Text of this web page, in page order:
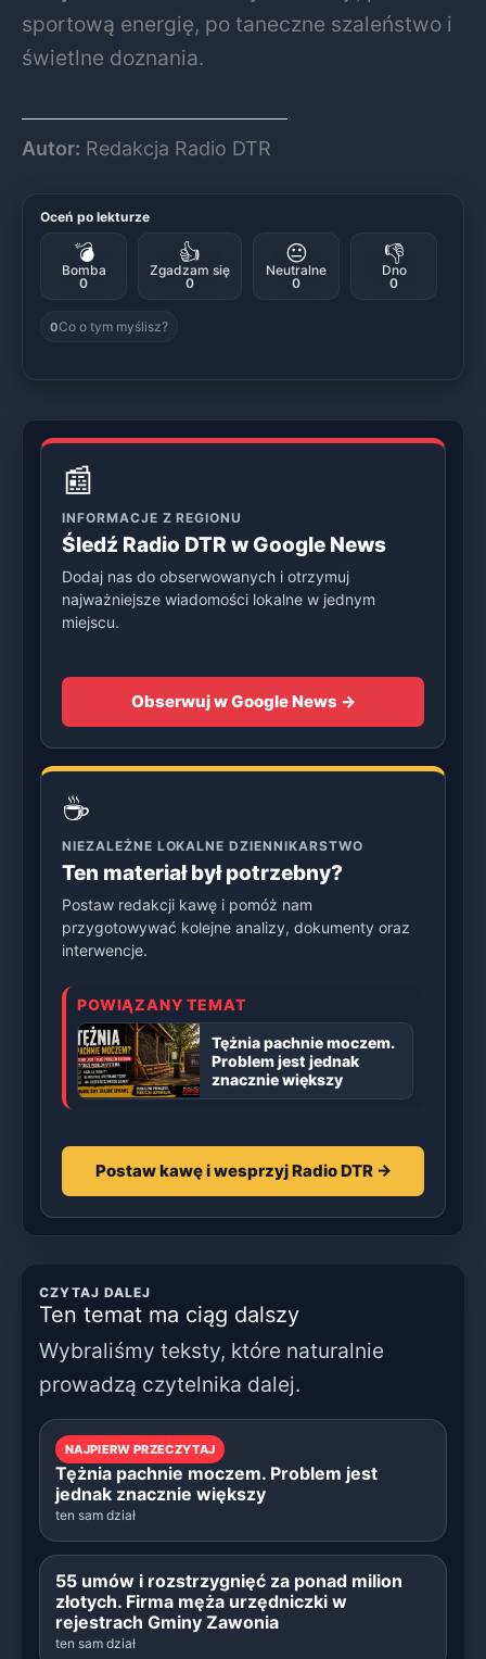
sportową energię, po taneczne szaleństwo i
świetlne doznania.
Autor: Redakcja Radio DTR
Oceń po lekturze
💣
Bomba
0
👍
Zgadzam się
0
😐
Neutralne
0
👎
Dno
0
0Co o tym myślisz?
📰
INFORMACJE Z REGIONU
Śledź Radio DTR w Google News
Dodaj nas do obserwowanych i otrzymuj
najważniejsze wiadomości lokalne w jednym
miejscu.
Obserwuj w Google News →
☕
NIEZALEŻNE LOKALNE DZIENNIKARSTWO
Ten materiał był potrzebny?
Postaw redakcji kawę i pomóż nam
przygotowywać kolejne analizy, dokumenty oraz
interwencje.
POWIĄZANY TEMAT
Tężnia pachnie moczem.
Problem jest jednak
znacznie większy
Postaw kawę i wesprzyj Radio DTR →
CZYTAJ DALEJ
Ten temat ma ciąg dalszy
Wybraliśmy teksty, które naturalnie
prowadzą czytelnika dalej.
NAJPIERW PRZECZYTAJ
Tężnia pachnie moczem. Problem jest
jednak znacznie większy
ten sam dział
55 umów i rozstrzygnięć za ponad milion
złotych. Firma męża urzędniczki w
rejestrach Gminy Zawonia
ten sam dział